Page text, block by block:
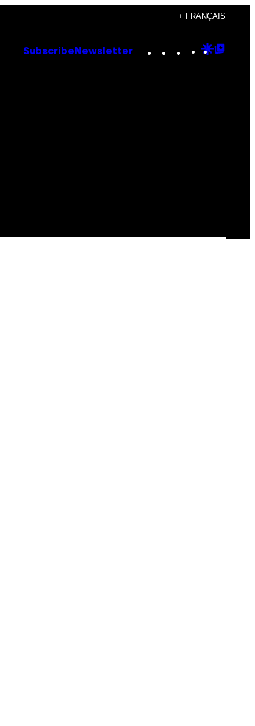
+ FRANÇAIS
Subscribe Newsletter Instagram
TikTok
YouTube
Google